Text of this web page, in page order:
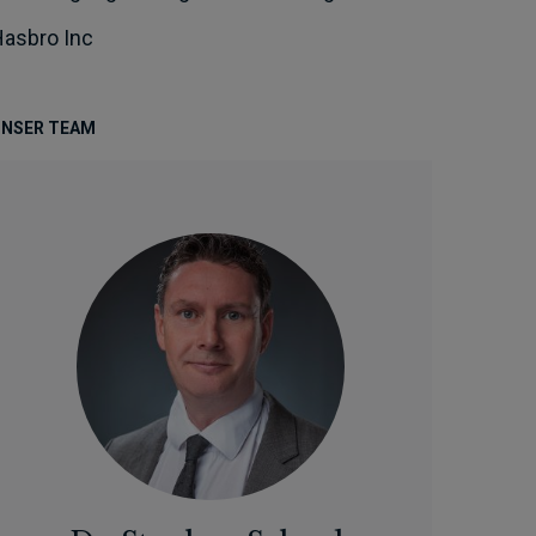
Inc
TEAM